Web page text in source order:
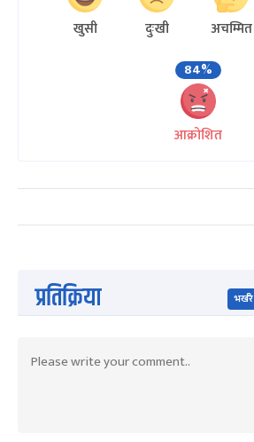
खुसी दुःखी अचम्मित
84%
आक्रोशित
प्रतिक्रिया भर्खरै